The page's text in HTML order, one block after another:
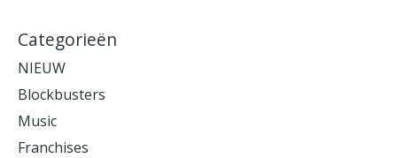
Categorieën
NIEUW
Blockbusters
Music
Franchises